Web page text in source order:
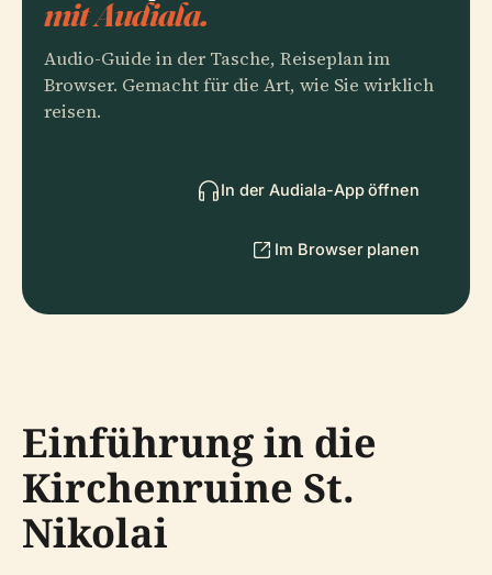
mit Audiala.
Audio-Guide in der Tasche, Reiseplan im
Browser. Gemacht für die Art, wie Sie wirklich
reisen.
In der Audiala-App öffnen
Im Browser planen
Einführung in die
Kirchenruine St.
Nikolai